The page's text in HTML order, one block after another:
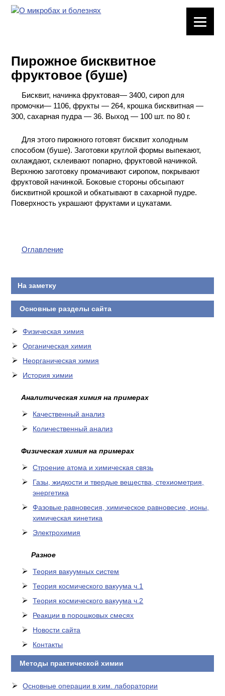
ХИМИЧЕСКАЯ
ПОСУДА
ВРЕДНЫЕ
ФАКТОРЫ
МЕТОДЫ
ПРАКТИЧЕСКОЙ
ХИМИИ
ХИМИЯ НА
ПРОИЗВОДСТВЕ
И ХИМИЧЕСКАЯ
Пирожное бисквитное
фруктовое (буше)
Бисквит, начинка фруктовая— 3400, сироп для
промочки— 1106, фрукты — 264, крошка бисквитная —
300, сахарная пудра — 36. Выход — 100 шт. по 80 г.
Для этого пирожного готовят бисквит холодным
способом (буше). Заготовки круглой формы выпекают,
охлаждают, склеивают попарно, фруктовой начинкой.
Верхнюю заготовку промачивают сиропом, покрывают
фруктовой начинкой. Боковые стороны обсыпают
бисквитной крошкой и обкатывают в сахарной пудре.
Поверхность украшают фруктами и цукатами.
Оглавление
На заметку
Основные разделы сайта
Физическая химия
Органическая химия
Неорганическая химия
История химии
Аналитическая химия на примерах
Качественный анализ
Количественный анализ
Физическая химия на примерах
Cтроение атома и химическая связь
Газы, жидкости и твердые вещества, стехиометрия,
энергетика
Фазовые равновесия, химическое равновесие, ионы,
химическая кинетика
Электрохимия
Разное
Теория вакуумных систем
Теория космического вакуума ч.1
Теория космического вакуума ч.2
Реакции в порошковых смесях
Новости сайта
Контакты
Методы практической химии
Основные операции в хим. лаборатории